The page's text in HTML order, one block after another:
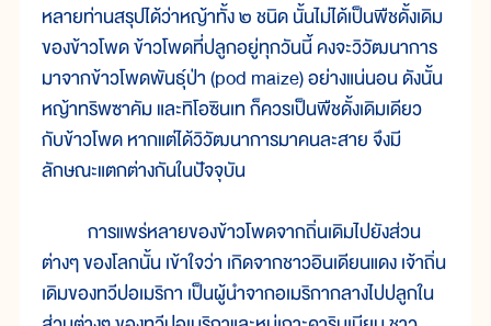
หลายท่านสรุปได้ว่าหญ้าทั้ง ๒ ชนิด นั้นไม่ได้เป็นพืชดั้งเดิม
ของข้าวโพด ข้าวโพดที่ปลูกอยู่ทุกวันนี้ คงจะวิวัฒนาการ
มาจากข้าวโพดพันธุ์ป่า (pod maize) อย่างแน่นอน ดังนั้น
หญ้าทริพซาคัม และทิโอซินเท ก็ควรเป็นพืชดั้งเดิมเดียว
กับข้าวโพด หากแต่ได้วิวัฒนาการมาคนละสาย จึงมี
ลักษณะแตกต่างกันในปัจจุบัน
การแพร่หลายของข้าวโพดจากถิ่นเดิมไปยังส่วน
ต่างๆ ของโลกนั้น เข้าใจว่า เกิดจากชาวอินเดียนแดง เจ้าถิ่น
เดิมของทวีปอเมริกา เป็นผู้นำจากอเมริกากลางไปปลูกใน